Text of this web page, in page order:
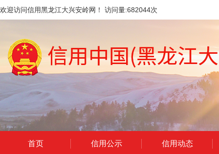
欢迎访问信用黑龙江大兴安岭网！ 访问量:682044次
首页 信用公示 信用动态